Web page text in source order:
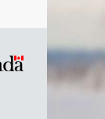
Symbole